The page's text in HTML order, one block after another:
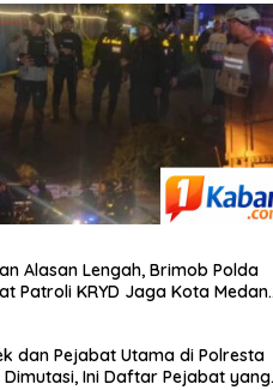
Alasan Lengah, Brimob Polda
Patroli KRYD Jaga Kota Medan
dan Pejabat Utama di Polresta
Dimutasi, Ini Daftar Pejabat yang